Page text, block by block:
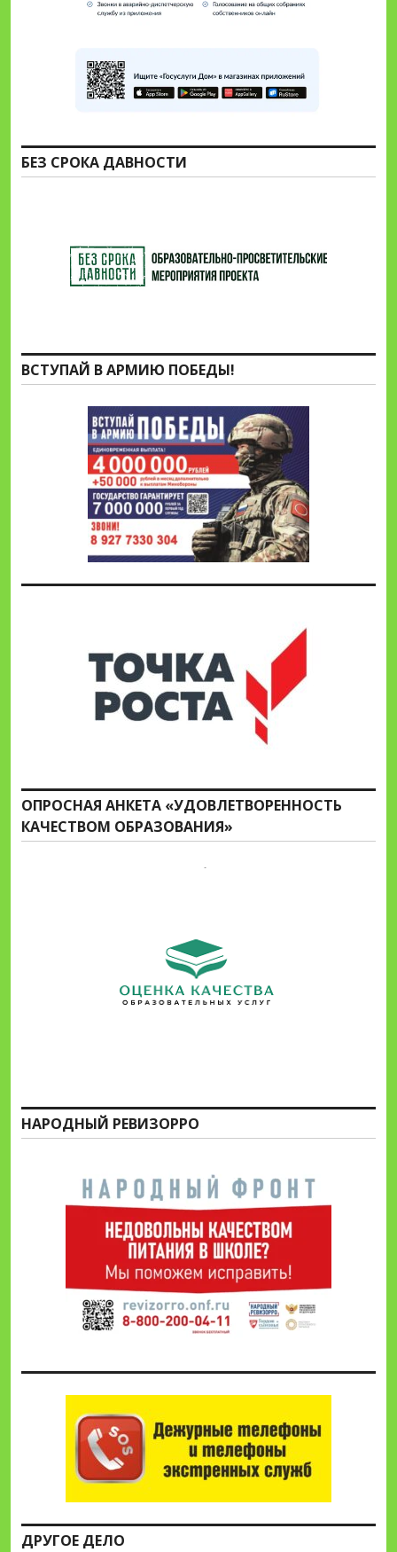
БЕЗ СРОКА ДАВНОСТИ
ВСТУПАЙ В АРМИЮ ПОБЕДЫ!
ОПРОСНАЯ АНКЕТА «УДОВЛЕТВОРЕННОСТЬ
КАЧЕСТВОМ ОБРАЗОВАНИЯ»
НАРОДНЫЙ РЕВИЗОРРО
ДРУГОЕ ДЕЛО